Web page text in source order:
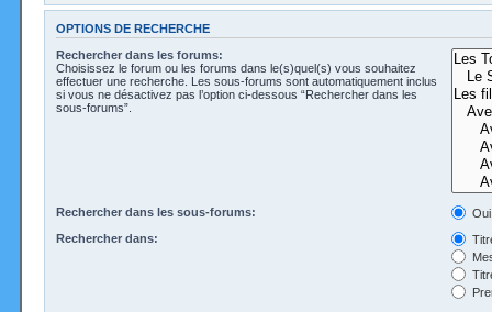
OPTIONS DE RECHERCHE
Rechercher dans les forums:
Choisissez le forum ou les forums dans le(s)quel(s) vous souhaitez
effectuer une recherche. Les sous-forums sont automatiquement inclus
si vous ne désactivez pas l’option ci-dessous “Rechercher dans les
sous-forums”.
Rechercher dans les sous-forums:
Oui
Rechercher dans: